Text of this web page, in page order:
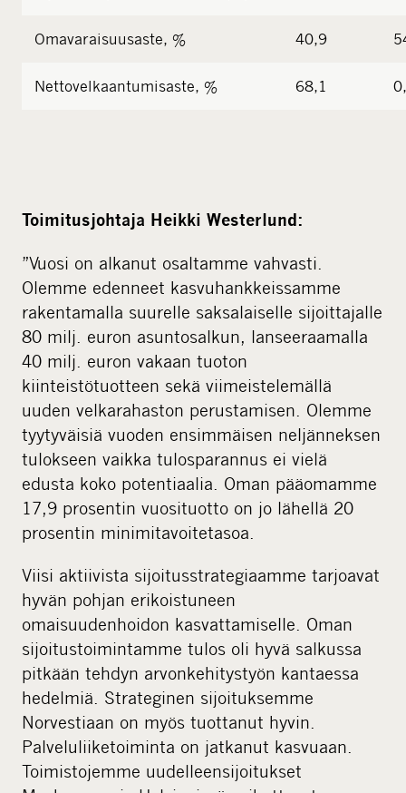
Omavaraisuusaste, % 40,9
Nettovelkaantumisaste, % 68,1
Toimitusjohtaja Heikki Westerlund:
”Vuosi on alkanut osaltamme vahvasti.
Olemme edenneet kasvuhankkeissamme
rakentamalla suurelle saksalaiselle sijoittajalle
80 milj. euron asuntosalkun, lanseeraamalla
40 milj. euron vakaan tuoton
kiinteistötuotteen sekä viimeistelemällä
uuden velkarahaston perustamisen. Olemme
tyytyväisiä vuoden ensimmäisen neljänneksen
tulokseen vaikka tulosparannus ei vielä
edusta koko potentiaalia. Oman pääomamme
17,9 prosentin vuosituotto on jo lähellä 20
prosentin minimitavoitetasoa.
Viisi aktiivista sijoitusstrategiaamme tarjoavat
hyvän pohjan erikoistuneen
omaisuudenhoidon kasvattamiselle. Oman
sijoitustoimintamme tulos oli hyvä salkussa
pitkään tehdyn arvonkehitystyön kantaessa
hedelmiä. Strateginen sijoituksemme
Norvestiaan on myös tuottanut hyvin.
Palveluliiketoiminta on jatkanut kasvuaan.
Toimistojemme uudelleensijoitukset